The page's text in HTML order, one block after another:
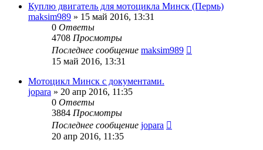
Куплю двигатель для мотоцикла Минск (Пермь)
maksim989 » 15 май 2016, 13:31
0 Ответы
4708 Просмотры
Последнее сообщение maksim989
15 май 2016, 13:31
Мотоцикл Минск с документами.
jopara » 20 апр 2016, 11:35
0 Ответы
3884 Просмотры
Последнее сообщение jopara
20 апр 2016, 11:35